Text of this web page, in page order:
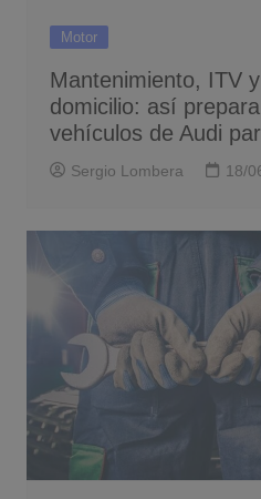
Motor
Mantenimiento, ITV
domicilio: así
vehículos de Audi
Sergio Lombera 18/